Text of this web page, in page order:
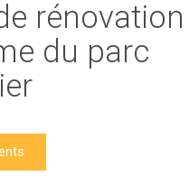
du parc